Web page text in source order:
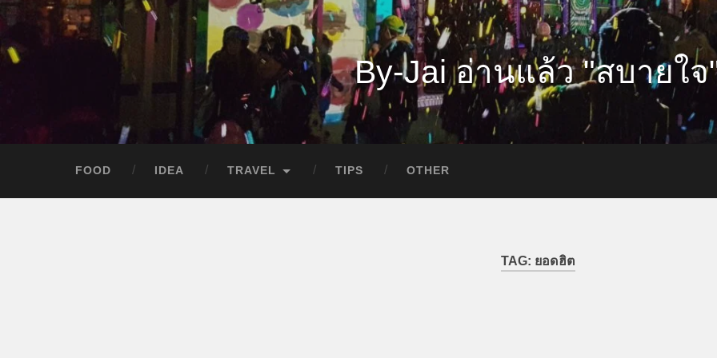
Skip
to
content
Search
By-Jai อ่านแล้ว "สบายใจ
FOOD IDEA TRAVEL TIPS OTHER
TAG: ยอดฮิต